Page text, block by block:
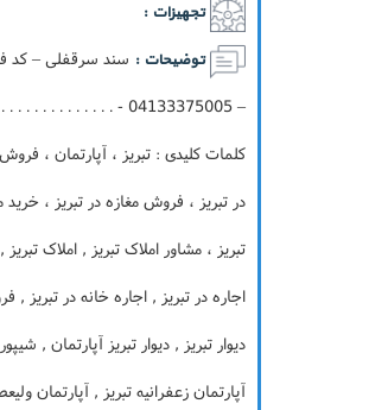
تجهیزات :
توضیحات :
. . . . . . . . . . . . . . . .
کلمات کلیدی : تبریز ، آپارتمان ،
در تبریز ، فروش مغازه در تبریز ، خرید
تبریز ، مشاور املاک تبریز , املاک
اجاره در تبریز , اجاره خانه در تبریز ,
دیوار تبریز , دیوار تبریز آپارتمان ,
آپارتمان زعفرانیه تبریز , آپارتمان